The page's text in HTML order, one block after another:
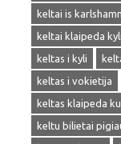
keltai is
keltai klaipeda
keltas i kyli
keltas i vokietija
keltas klaipeda
keltu bilietai